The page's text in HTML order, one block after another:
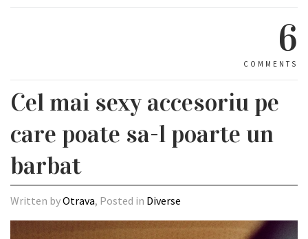
6
COMMENTS
Cel mai sexy accesoriu pe
care poate sa-l poarte un
barbat
Written byOtrava, Posted in Diverse